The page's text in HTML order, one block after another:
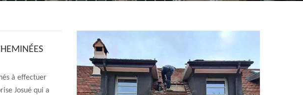
à effectuer
Josué qui a